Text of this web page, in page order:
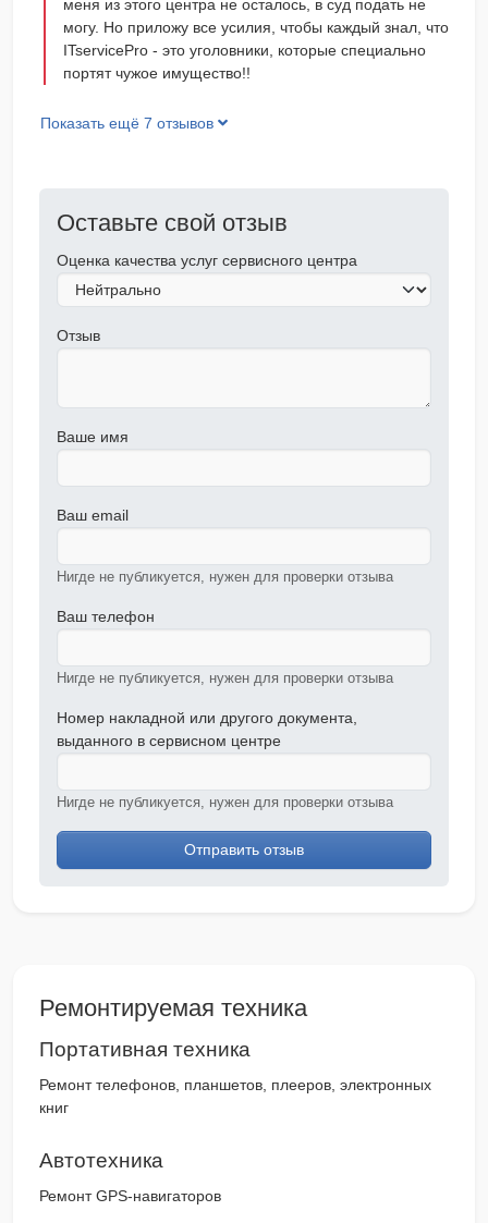
меня из этого центра не осталось, в суд подать не
могу. Но приложу все усилия, чтобы каждый знал, что
ITservicePro - это уголовники, которые специально
портят чужое имущество!!
Показать ещё 7 отзывов
Оставьте свой отзыв
Оценка качества услуг сервисного центра
Отзыв
Ваше имя
Ваш email
Нигде не публикуется, нужен для проверки отзыва
Ваш телефон
Нигде не публикуется, нужен для проверки отзыва
Номер накладной или другого документа,
выданного в сервисном центре
Нигде не публикуется, нужен для проверки отзыва
Отправить отзыв
Ремонтируемая техника
Портативная техника
Ремонт телефонов, планшетов, плееров, электронных
книг
Автотехника
Ремонт GPS-навигаторов